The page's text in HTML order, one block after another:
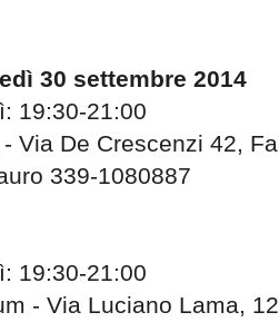
30 settembre 2014
19:30-21:00
Via De Crescenzi 42,
339-1080887
19:30-21:00
- Via Luciano Lama,